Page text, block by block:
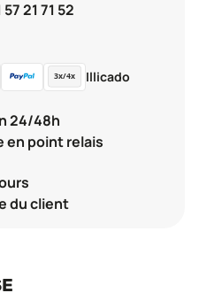
57 21 71 52
Illicado
24/48h
en point relais
du client